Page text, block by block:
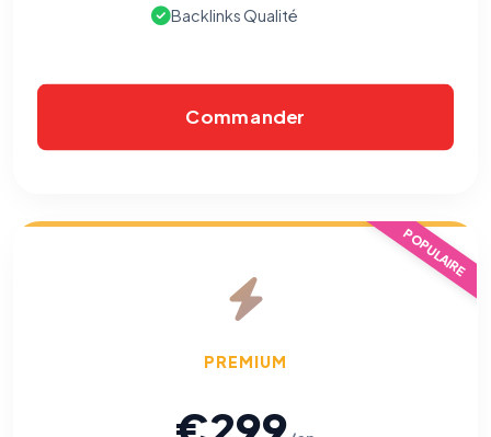
Backlinks Qualité
Commander
POPULAIRE
PREMIUM